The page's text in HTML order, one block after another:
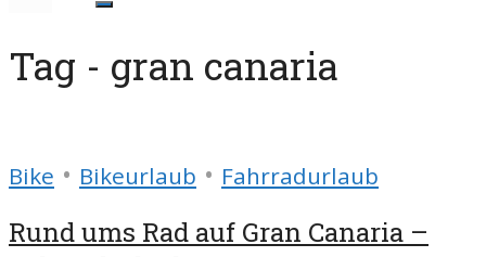
Tag - gran canaria
Bike • Bikeurlaub • Fahrradurlaub
Rund ums Rad auf Gran Canaria –